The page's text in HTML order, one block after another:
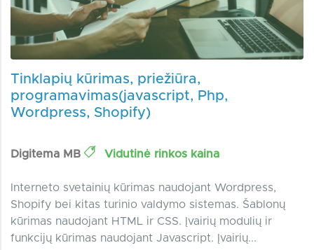
Tinklapių kūrimas, priežiūra,
programavimas(javascript, Php,
Wordpress, Shopify)
Digitema MB Vidutinė rinkos kaina
Interneto svetainių kūrimas naudojant Wordpress,
Shopify bei kitas turinio valdymo sistemas. Šablonų
kūrimas naudojant HTML ir CSS. Įvairių modulių ir
funkcijų kūrimas naudojant Javascript. Įvairių...